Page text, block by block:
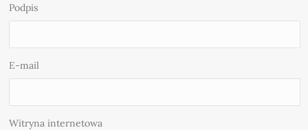
Podpis
E-mail
Witryna internetowa